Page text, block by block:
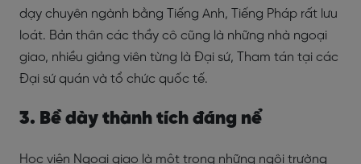
dạy chuyên ngành bằng Tiếng Anh, Tiếng Pháp rất lưu
loát. Bản thân các thầy cô cũng là những nhà ngoại
giao, nhiều giảng viên từng là Đại sứ, Tham tán tại các
Đại sứ quán và tổ chức quốc tế.
3. Bề dày thành tích đáng nể
Học viện Ngoại giao là một trong những ngôi trường